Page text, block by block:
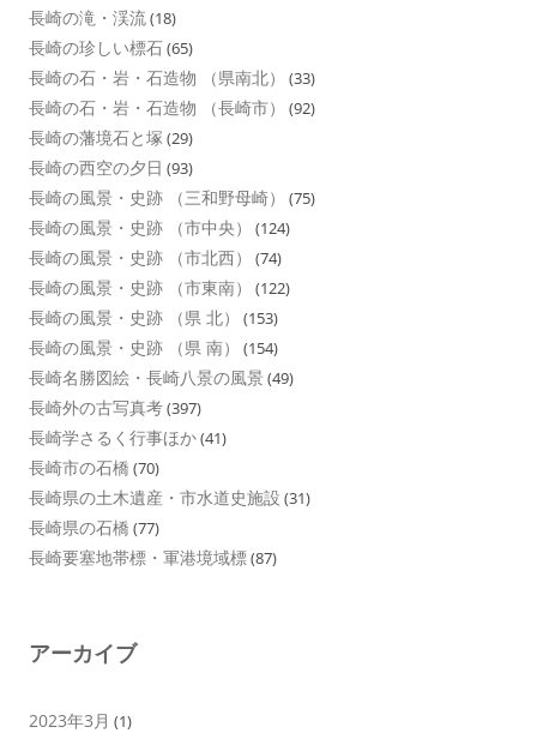
長崎の滝・渓流(18)
長崎の珍しい標石(65)
長崎の石・岩・石造物 （県南北） (33)
長崎の石・岩・石造物 （長崎市） (92)
長崎の藩境石と塚 (29)
長崎の西空の夕日 (93)
長崎の風景・史跡 （三和野母崎） (75)
長崎の風景・史跡 （市中央） (124)
長崎の風景・史跡 （市北西） (74)
長崎の風景・史跡 （市東南） (122)
長崎の風景・史跡 （県 北） (153)
長崎の風景・史跡 （県 南） (154)
長崎名勝図絵・長崎八景の風景 (49)
長崎外の古写真考(397)
長崎学さるく行事ほか(41)
長崎市の石橋 (70)
長崎県の土木遺産・市水道史施設 (31)
長崎県の石橋 (77)
長崎要塞地帯標・軍港境域標(87)
アーカイブ
2023年3月 (1)